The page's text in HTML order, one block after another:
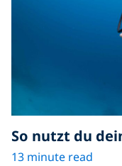
So nutzt du
13 minute read